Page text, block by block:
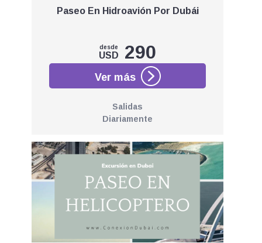
Paseo En Hidroavión Por Dubái
desde
USD 290
Salidas
Diariamente